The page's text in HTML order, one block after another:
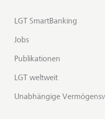
LGT SmartBanking
Jobs
Publikationen
LGT weltweit
Unabhängige